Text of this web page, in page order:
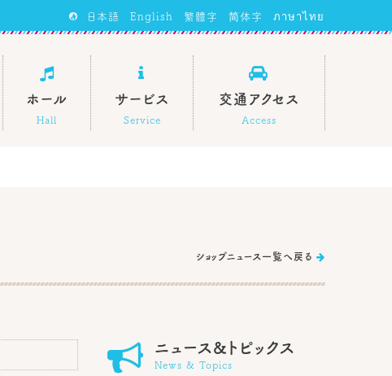
日本語 English 繁體字 简体字 ภาษาไทย

ホール
Hall

サービス
Service

交通アクセス
Access
ショップニュース一覧へ戻る 
 ニュース&トピックス
News & Topics